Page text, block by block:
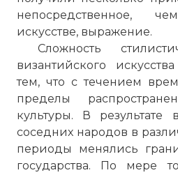
непосредственное,
искусстве, выражение.
Сложность
византийского
тем, что с течением
пределы
культуры. В
соседних народов в
периоды менялись
государства. По мере